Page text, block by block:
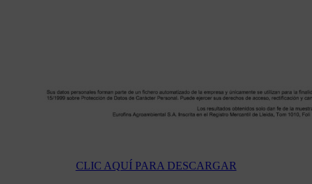
CLIC AQUÍ PARA DESCARGAR